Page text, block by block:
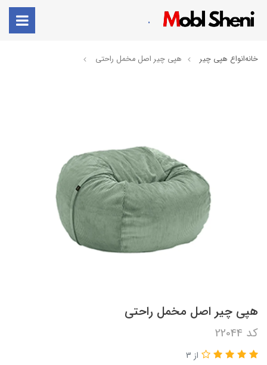
.
خانهانواع هپی چیر هپی چیر اصل مخمل راحتی
هپی چیر اصل مخمل راحتی
کد 22044
از 3